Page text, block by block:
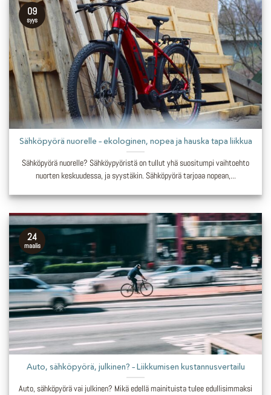
Sähköpyörä nuorelle – ekologinen, nopea ja hauska tapa liikkua
Sähköpyörä nuorelle? Sähköypyöristä on tullut yhä suositumpi vaihtoehto
nuorten keskuudessa, ja syystäkin. Sähköpyörä tarjoaa nopean,...
09
syys
Auto, sähköpyörä, julkinen? – Liikkumisen kustannusvertailu
Auto, sähköpyörä vai julkinen? Mikä edellä mainituista tulee edullisimmaksi
24
maalis